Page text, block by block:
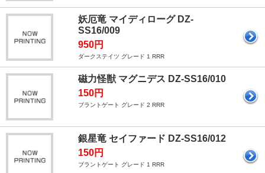
妖厄竜 マイディローグ DZ-
SS16/009
950円
ダークステイツ グレード 1 RRR
磁力怪獣 マグニデス DZ-SS16/010
150円
ブラントゲート グレード 2 RRR
銀星竜 セイファード DZ-SS16/012
150円
ブラントゲート グレード 1 RRR